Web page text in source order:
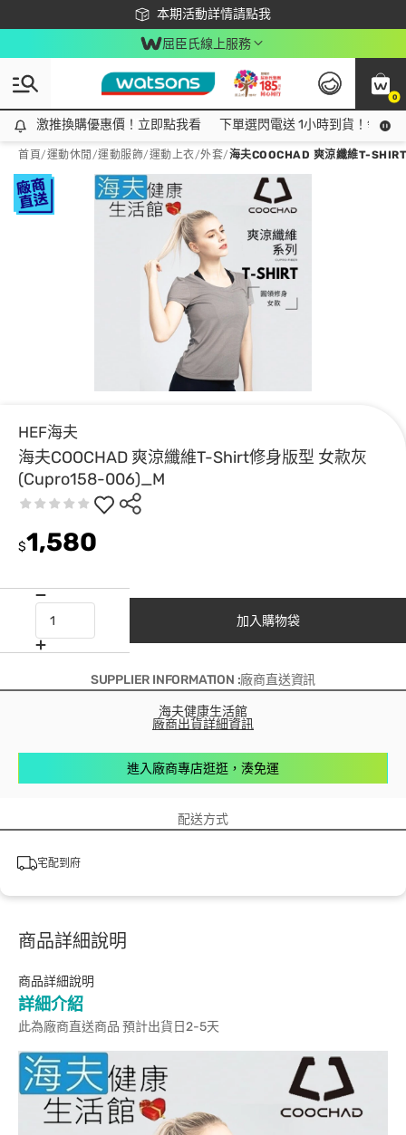
本期活動詳情請點我
下載app最高回饋$350
屈臣氏線上服務
0
激推換購優惠價！立即點我看
激推換購優惠價！立即點我看 下單選閃電送 1小時到貨！領神
首頁/運動休閒 /運動服飾/運動上衣/外套/海夫COOCHAD 爽涼纖維T-
HEF海夫
海夫COOCHAD 爽涼纖維T-Shirt修身版型 女款灰
(Cupro158-006)_M
$1,580
加入購物袋
SUPPLIER INFORMATION :廠商直送資訊
海夫健康生活館
廠商出貨詳細資訊
進入廠商專店逛逛，湊免運
配送方式
宅配到府
商品詳細說明
商品詳細說明
詳細介紹
此為廠商直送商品 預計出貨日2-5天